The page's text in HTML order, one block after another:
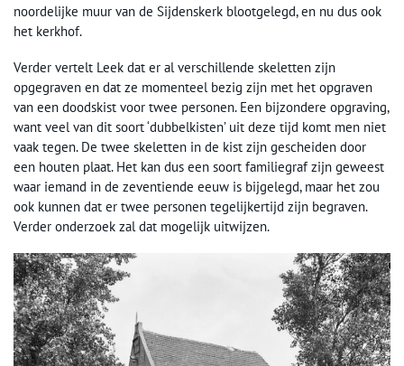
noordelijke muur van de Sijdenskerk blootgelegd, en nu dus ook
het kerkhof.
Verder vertelt Leek dat er al verschillende skeletten zijn
opgegraven en dat ze momenteel bezig zijn met het opgraven
van een doodskist voor twee personen. Een bijzondere opgraving,
want veel van dit soort ‘dubbelkisten’ uit deze tijd komt men niet
vaak tegen. De twee skeletten in de kist zijn gescheiden door
een houten plaat. Het kan dus een soort familiegraf zijn geweest
waar iemand in de zeventiende eeuw is bijgelegd, maar het zou
ook kunnen dat er twee personen tegelijkertijd zijn begraven.
Verder onderzoek zal dat mogelijk uitwijzen.